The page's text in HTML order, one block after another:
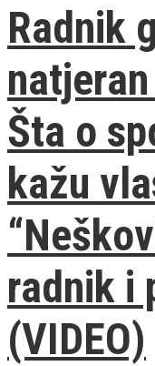
Radnik
Šta o
kažu
radnik i
(VIDEO)